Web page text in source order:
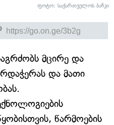
ფოტო: საქართველოს ბანკი
მცირე და
და მათი
წარმოების